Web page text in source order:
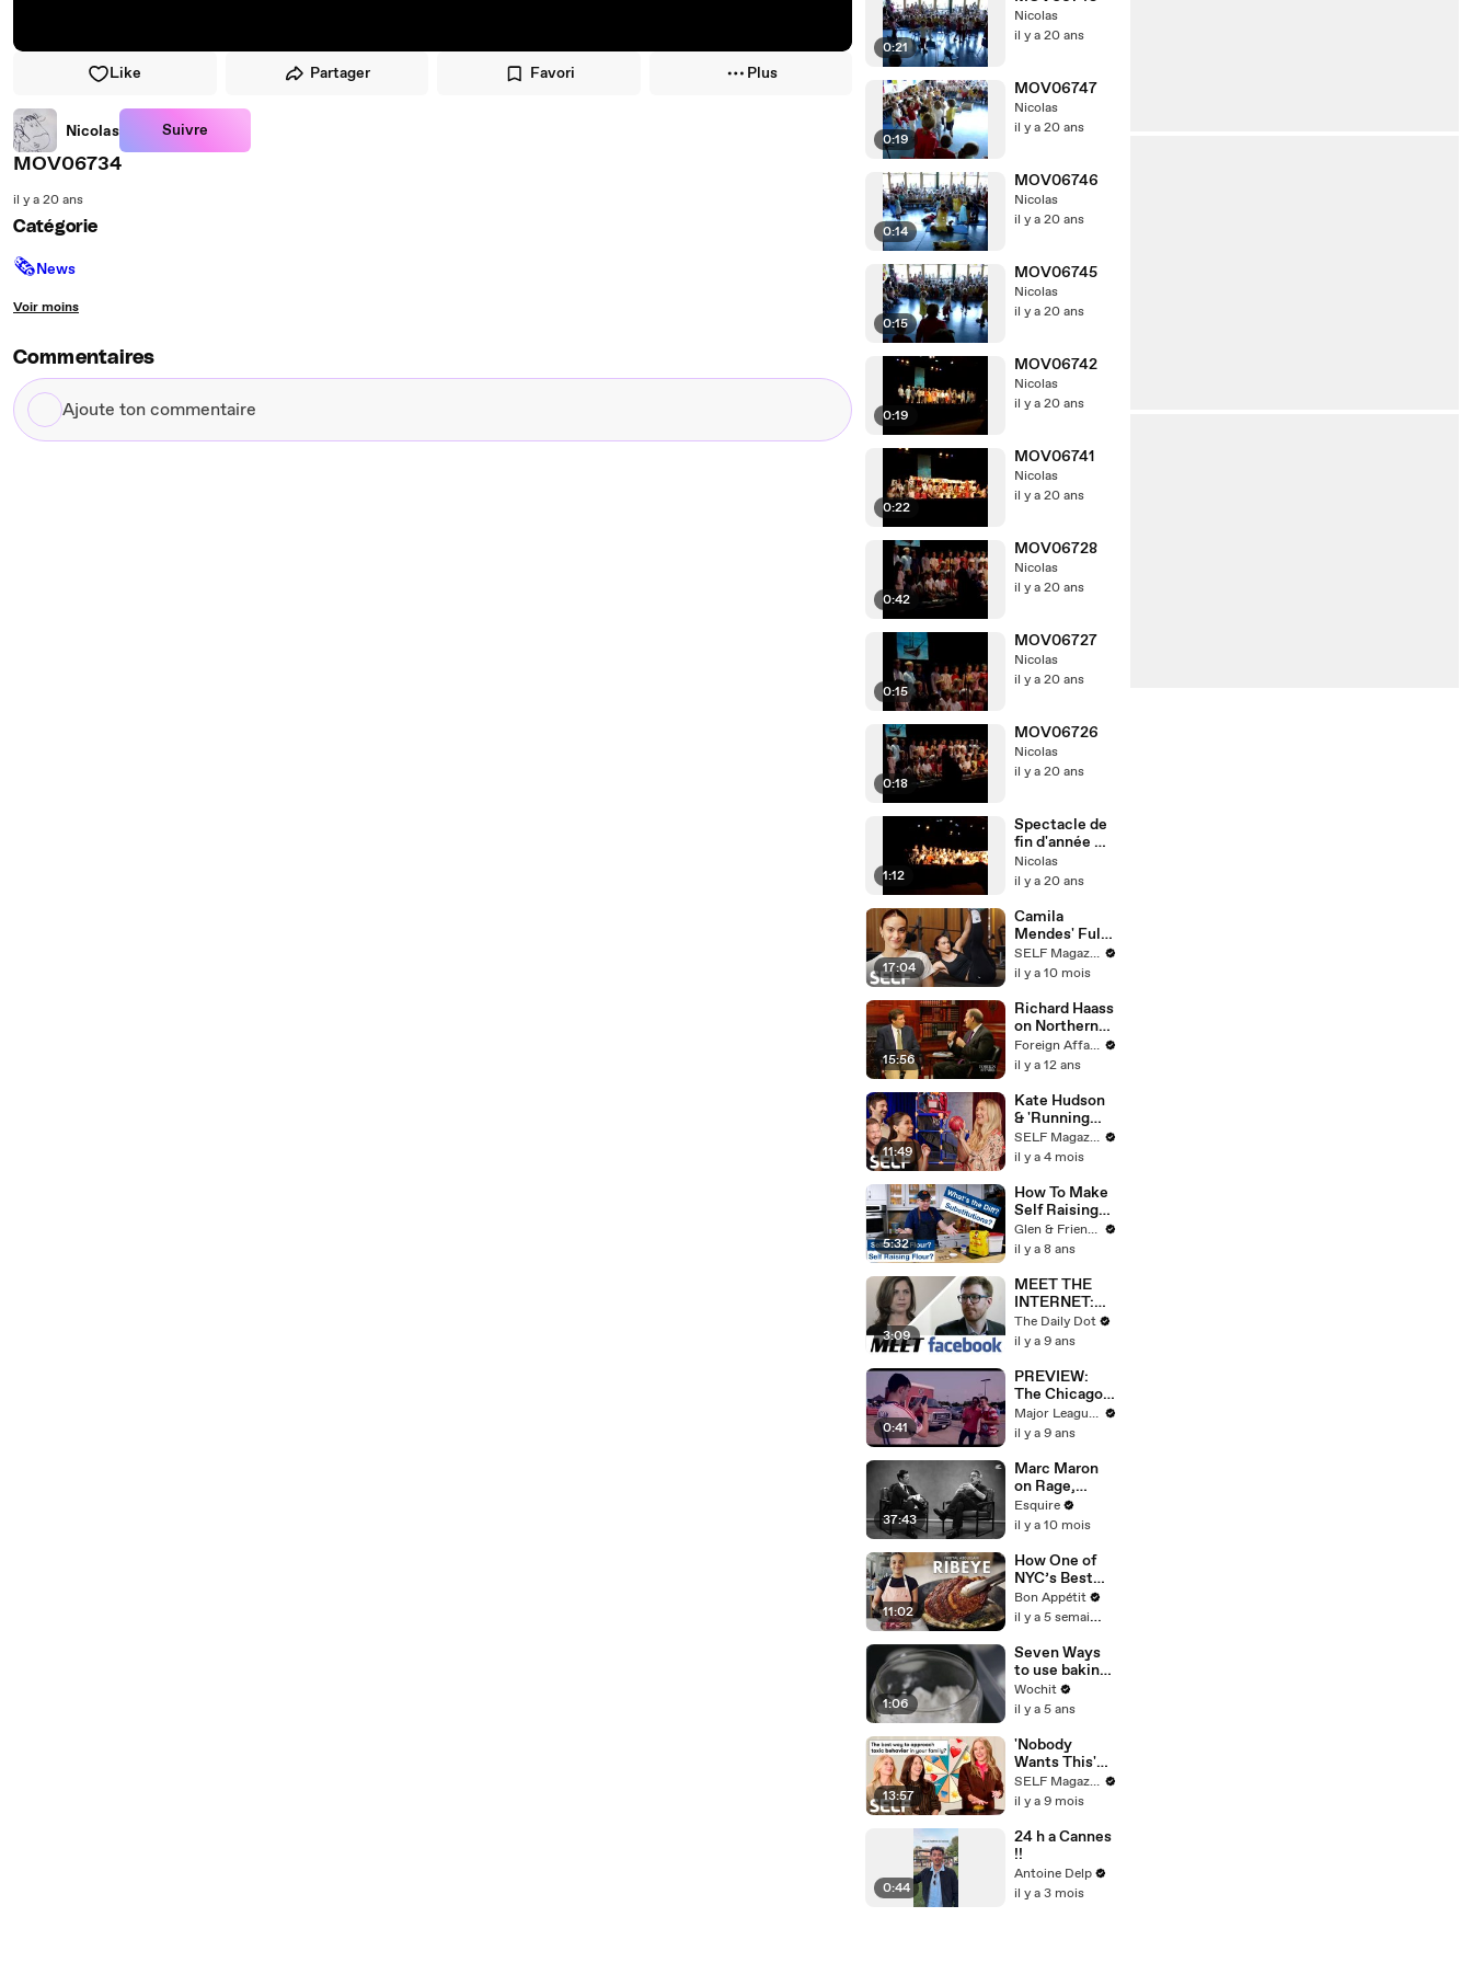
Like Partager Favori Plus
Nicolas Suivre
MOV06734
il y a 20 ans
Catégorie
🗞News
Voir moins
Commentaires
Ajoute
ton
0:21
Nicolas
il y a 20 ans
0:19
MOV06747
Nicolas
il y a 20 ans
0:14
MOV06746
Nicolas
il y a 20 ans
0:15
MOV06745
Nicolas
il y a 20 ans
0:19
MOV06742
Nicolas
il y a 20 ans
0:22
MOV06741
Nicolas
il y a 20 ans
0:42
MOV06728
Nicolas
il y a 20 ans
0:15
MOV06727
Nicolas
il y a 20 ans
0:18
MOV06726
Nicolas
il y a 20 ans
1:12
Spectacle de
fin d'année CP
CE1
Nicolas
il y a 20 ans
17:04
Camila
Mendes' Full
Workout,
From Warm
Down
SELF Magazine
il y a 10 mois
15:56
Richard Haass
on Northern
Ireland
Foreign Affairs
il y a 12 ans
11:49
Kate Hudson
& 'Running
Point' Cast
Compete in
Battle
SELF Magazine
il y a 4 mois
5:32
How To Make
Self Raising
Vs. Self Rising
Flour - What
Glen & Friends Cooking Food
il y a 8 ans
3:09
MEET THE
INTERNET:
Facebook
The Daily Dot
il y a 9 ans
0:41
PREVIEW:
The Chicago
Renaissance |
The
pres. by AT&T
Major League Soccer
il y a 9 ans
37:43
Marc Maron
on Rage,
Regret, and
Learning To
I’ve Learned |
Esquire
Esquire
il y a 10 mois
11:02
How One of
NYC’s Best
Chefs Cooks
the Juiciest
Bon Appétit
il y a 5 semaines
1:06
Seven Ways
to use baking
soda and
eliminate
Wochit
il y a 5 ans
13:57
'Nobody
Wants This'
Cast Give
Each Other
Any Situation
SELF Magazine
il y a 9 mois
0:44
24 h a Cannes
!!
Antoine Delp
il y a 3 mois